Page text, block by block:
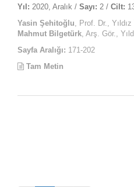
Yıl: 2020, Aralık / Sayı: 2 / Cilt:
Yasin Şehitoğlu , Prof. Dr.,
Mahmut Bilgetürk , Arş. Gör.,
Sayfa Aralığı: 171-202
Tam Metin